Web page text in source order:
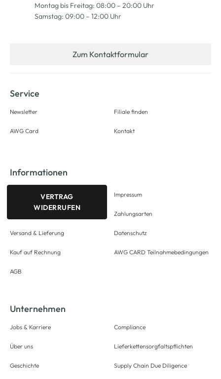
Montag bis Freitag: 08:00 – 20:00 Uhr
Samstag: 09:00 – 12:00 Uhr
Zum Kontaktformular
Service
Newsletter
AWG Card
Filiale finden
Kontakt
Informationen
VERTRAG
WIDERRUFEN
Versand & Lieferung
Kauf auf Rechnung
AGB
Impressum
Zahlungsarten
Datenschutz
AWG CARD Teilnahmebedingungen
Unternehmen
Jobs & Karriere
Über uns
Geschichte
Compliance
Lieferkettensorgfaltspflichten
Supply Chain Due Diligence